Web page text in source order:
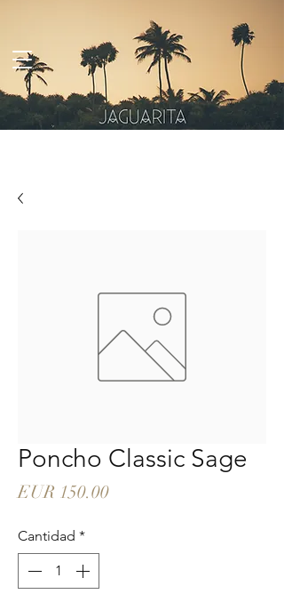
Poncho Classic Sage
EUR 150.00Precio
Cantidad *